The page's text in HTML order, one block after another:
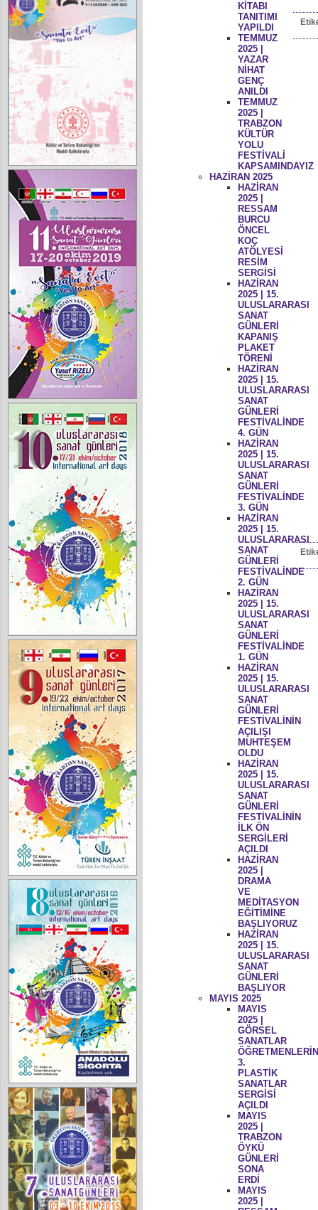
KİTABI
TANITIMI
YAPILDI
TEMMUZ
2025 |
YAZAR
NİHAT
GENÇ
ANILDI
TEMMUZ
2025 |
TRABZON
KÜLTÜR
YOLU
FESTİVALİ
KAPSAMINDAYIZ
HAZİRAN 2025
HAZİRAN
2025 |
RESSAM
BURCU
ÖNCEL
KOÇ
ATÖLYESİ
RESİM
SERGİSİ
HAZİRAN
2025 | 15.
ULUSLARARASI
SANAT
GÜNLERİ
KAPANIŞ
PLAKET
TÖRENİ
HAZİRAN
2025 | 15.
ULUSLARARASI
SANAT
GÜNLERİ
FESTİVALİNDE
4. GÜN
HAZİRAN
2025 | 15.
ULUSLARARASI
SANAT
GÜNLERİ
FESTİVALİNDE
3. GÜN
HAZİRAN
2025 | 15.
ULUSLARARASI
SANAT
GÜNLERİ
FESTİVALİNDE
2. GÜN
HAZİRAN
2025 | 15.
ULUSLARARASI
SANAT
GÜNLERİ
FESTİVALİNDE
1. GÜN
HAZİRAN
2025 | 15.
ULUSLARARASI
SANAT
GÜNLERİ
FESTİVALİNİN
AÇILIŞI
MUHTEŞEM
OLDU
HAZİRAN
2025 | 15.
ULUSLARARASI
SANAT
GÜNLERİ
FESTİVALİNİN
İLK ÖN
SERGİLERİ
AÇILDI
HAZİRAN
2025 |
DRAMA
VE
MEDİTASYON
EĞİTİMİNE
BAŞLIYORUZ
HAZİRAN
2025 | 15.
ULUSLARARASI
SANAT
GÜNLERİ
BAŞLIYOR
MAYIS 2025
MAYIS
2025 |
GÖRSEL
SANATLAR
3.
PLASTİK
SANATLAR
SERGİSİ
AÇILDI
MAYIS
2025 |
TRABZON
ÖYKÜ
GÜNLERİ
SONA
ERDİ
MAYIS
2025 |